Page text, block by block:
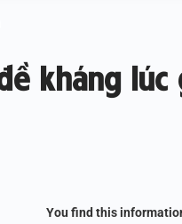
kháng lúc
You find this